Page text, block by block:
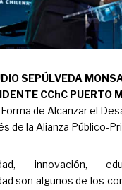
SEPÚLVEDA
CChC PUERTO
Forma de Alcanzar el
de la Alianza Público-
innovación,
son algunos de los